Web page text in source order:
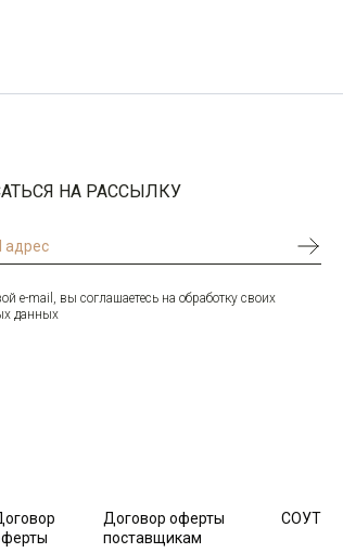
НА РАССЫЛКУ
e-mail, вы соглашаетесь на обработку своих
данных
Договор оферты
поставщикам
СОУТ